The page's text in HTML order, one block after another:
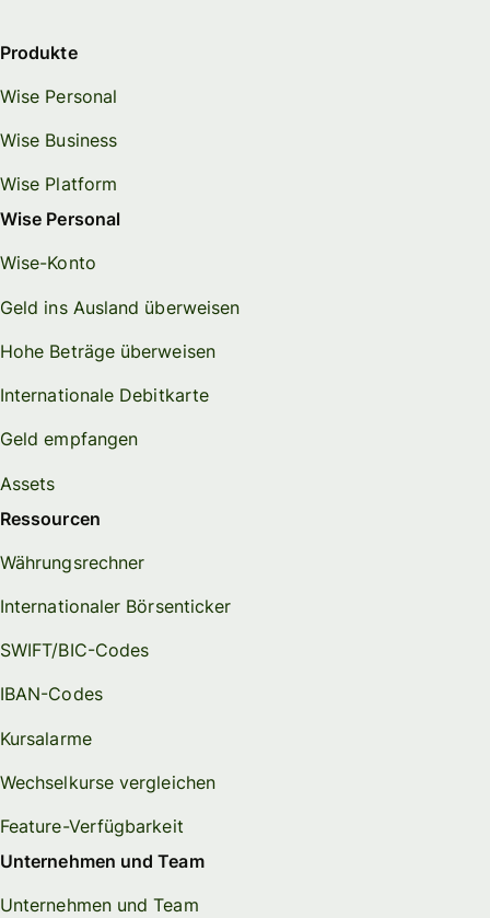
Produkte
Wise Personal
Wise Business
Wise Platform
Wise Personal
Wise-Konto
Geld ins Ausland überweisen
Hohe Beträge überweisen
Internationale Debitkarte
Geld empfangen
Assets
Ressourcen
Währungsrechner
Internationaler Börsenticker
SWIFT/BIC-Codes
IBAN-Codes
Kursalarme
Wechselkurse vergleichen
Feature-Verfügbarkeit
Unternehmen und Team
Unternehmen und Team